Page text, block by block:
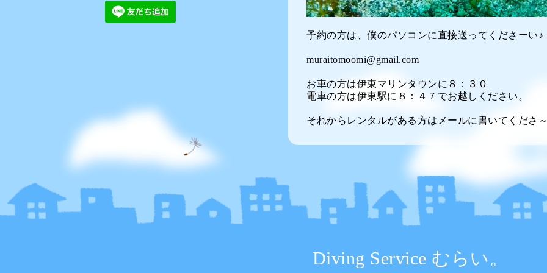
予約の方は、僕のパソコンに直接送ってくださーい♪
muraitomoomi@gmail.com
お車の方は伊東マリンタウンに８：３０
電車の方は伊東駅に８：４７でお越しください。
それからレンタルがある方はメールに書いてくださ
Diving Service むらい。